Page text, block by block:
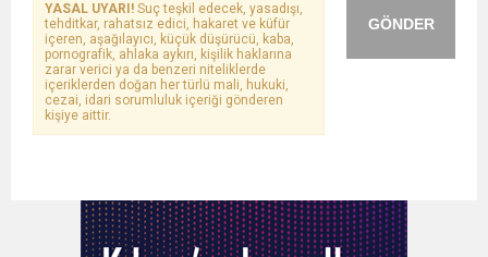
GÖNDER
YASAL UYARI! Suç teşkil edecek, yasadışı,
tehditkar, rahatsız edici, hakaret ve küfür
içeren, aşağılayıcı, küçük düşürücü, kaba,
pornografik, ahlaka aykırı, kişilik haklarına
zarar verici ya da benzeri niteliklerde
içeriklerden doğan her türlü mali, hukuki,
cezai, idari sorumluluk içeriği gönderen
kişiye aittir.